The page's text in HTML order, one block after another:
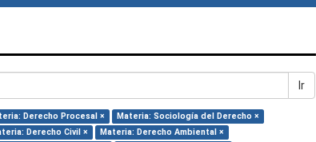
Ir
Derecho Procesal ×
Materia: Sociología del Derecho ×
Derecho Civil ×
Materia: Derecho Ambiental ×